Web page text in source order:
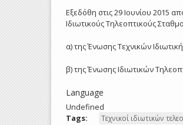
Εξεδόθη στις 29 Ιουνίου 2015
Ιδιωτικούς Τηλεοπτικούς
α) της Ένωσης Τεχνικών
β) της Ένωσης Ιδιωτικών
Language
Undefined
Tags:
Τεχνικοί ιδιωτικών